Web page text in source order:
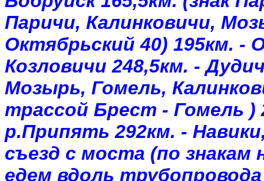
Паричи, Калинковичи,
Октябрьский 40) 195км. -
Козловичи 248,5км. -
Мозырь, Гомель,
трассой Брест - Гомель )
р.Припять292км. - Навики
съезд с моста (по знакам
едем вдоль трубопровода